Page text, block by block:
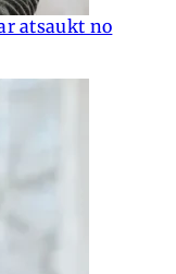
atsaukt no